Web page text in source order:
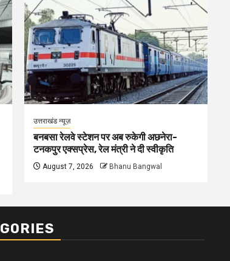
उत्तराखंड न्यूज़
बनबसा रेलवे स्टेशन पर अब रुकेगी अछनेरा-
टनकपुर एक्सप्रेस, रेल मंत्री ने दी स्वीकृति
August 7, 2026 Bhanu Bangwal